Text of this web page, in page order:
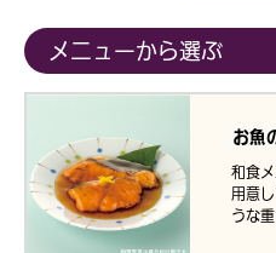
メニューから選ぶ
お魚
和食
用意
うな